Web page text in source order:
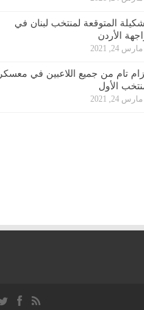
المتوقعة لمنتخب لبنان في
الأردن
مارس 24, 2021
تام من جميع اللاعبين في معسكر
الأول
مارس 24, 2021